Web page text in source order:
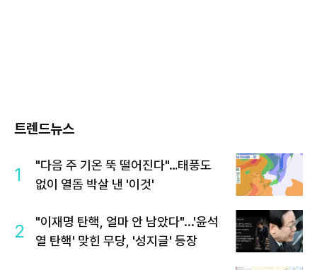
트렌드뉴스
1
"다음 주 기온 뚝 떨어진다"…태풍도
없이 열돔 박살 낸 '이것'
2
"이재명 탄핵, 얼마 안 남았다"...'윤석
열 탄핵' 맞힌 무당, '성지글' 등장